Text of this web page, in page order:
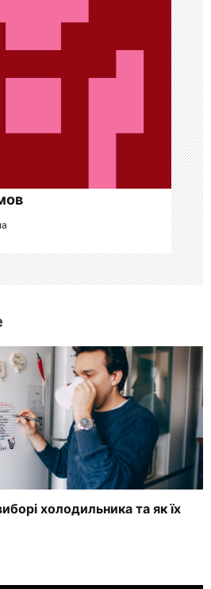
холодильника та як їх